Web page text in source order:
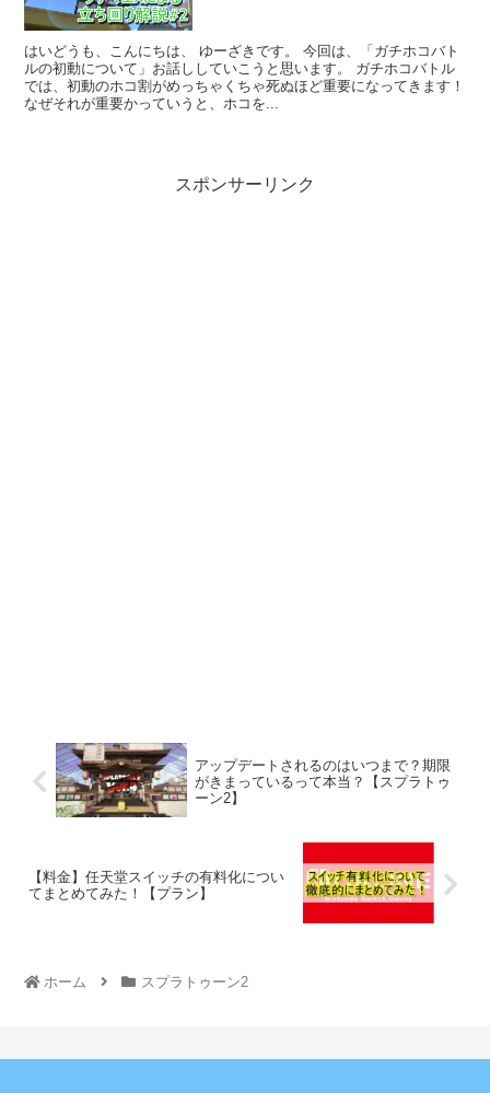
はいどうも、こんにちは、 ゆーざきです。 今回は、「ガチホコバト
ルの初動について」お話ししていこうと思います。 ガチホコバトル
では、初動のホコ割がめっちゃくちゃ死ぬほど重要になってきます！
なぜそれが重要かっていうと、ホコを...
スポンサーリンク
アップデートされるのはいつまで？期限
がきまっているって本当？【スプラトゥ
ーン2】
【料金】任天堂スイッチの有料化につい
てまとめてみた！【プラン】
ホーム スプラトゥーン2